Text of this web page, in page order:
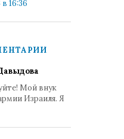
16:36
Мой внук
Израиля. Я